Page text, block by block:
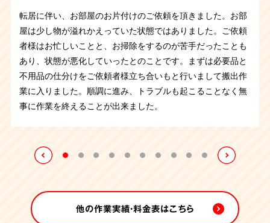
転居に伴い、お部屋のお片付けのご依頼を頂きました。お部
屋は少し物が溢れかえっていた状態ではありました。ご依頼
者様はお忙しいことと、お掃除をするのが苦手だったことも
あり、状態が悪化していったとのことです。まずは必要品と
不用品の仕分けをご依頼者様立ち合いもと行いまして搬出作
業に入りました。順調に進み、トラブルも起こることなく無
事に作業を終えることが出来ました。
ゴミ屋敷の清掃のご依頼を頂きました。部屋は腰の高さまで
ゴミが蓄積されており、足の踏み場がない程の量でした。必
要品と不用品の仕分けを行いながら作業を進め、不用品をど
んどん回収していきます。終了後にはご依頼者様もスッキリ
と部屋が綺麗になり喜んで頂くことができました。
お引越しに伴ってお部屋の片付けのご依頼を承りました。現
場へ駆けつけると大量の不用品やゴミが溜まったゴミ屋敷状
態です。夜勤勤務が多くなかなか日中に片付けが出来ず、い
つの間にか溜め込んでしまったとのこと。お客様お立会いの
もと一緒に片付け作業を行いました。途中から楽しそうに片
付けをしているお客様を見てスタッフもホッと安心しまし
プラン 内容
建物解体に伴い一軒家まるごとのお片付けのご依頼に伺いま
した。しかし、お部屋はゴミ屋敷状態になっており腰の上の
高さまでゴミで埋め尽くされていました。害虫が大量発生し
うごめいている中での作業でしたが、スタッフ4名、8時間程
で作業は完了致しました。
物件のオーナー様からゴミ屋敷片付けのご依頼です。老朽化
したアパートを取り壊すため、解体工事の最中にゴミ屋敷が
発覚。このままでは工事を進められないため急遽のゴミ屋敷
のご依頼です。コンビニ弁当の容器が多く作業が早かったで
すが量が多くスタッフ5名で５時間の作業になりました。
２０代女性からゴミ屋敷清掃のご依頼です。猫を飼っていら
したようで、部屋にはゴミの他にも猫の糞があちらこちらに
落ちています。衛生が悪い状態でしたので慎重に、かつお客
様に寄り添って作業させていただきました。
お客様から住んでいるお部屋がゴミ屋敷のようになり手に負
えなくなったとご連絡を頂きました。 1DKのお部屋は床が見
えないほどのごみの量でした。ご依頼者様立ち合いのもと仕
分け作業から行い、特に危険物のスプレー缶やライターなど
がゴミと混在しないよう分別し、4時間ほどで片づけること
ができました。 清掃後は綺麗な状態になり、お客様も安心さ
れていました。
強制退去に伴い、お部屋の片付けを承りました。 お酒をよく
飲まれていたのかそこら中にお酒の空箱が山のように捨てら
れていました。お部屋もお風呂場もお酒の空箱などで埋め尽
くされ足の踏み場もなくゴミ屋敷に近い状況ではありまし
た。 スタッフ7名でお伺いし7時間程で無事に完了致しまし
た。
ゴミ屋敷清掃のご依頼です。仕事の忙しさで片づける余裕が
なく、気が付くとゴミで溢れてしまっていたみたとのこと。
お客様お立会いのもと一緒に片付け作業を行い綺麗になりま
した。「もう２度とゴミは溜めない」とおっしゃっていまし
た。
ワンルームの汚部屋片付けのご依頼です。いろいろな種類の
ゴミや不用品が混じりあっているため分別をしながらの作業
です。ライターや吸い殻の他もゴミの中に混ざっています。
火事にならなくて本当によかったと思います。危険物や貴重
品は特に慎重に仕分け、大変な作業でしたが無事に完了する
ことができました。
他の作業実績・料金表はこちら